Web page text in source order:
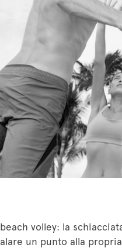
volley: la
un punto alla